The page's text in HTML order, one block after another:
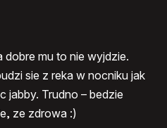
dobre mu to nie wyjdzie.
sie z reka w nocniku jak
jabby. Trudno – bedzie
ze zdrowa :)